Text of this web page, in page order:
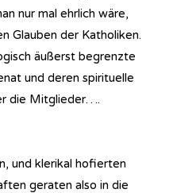
nur mal ehrlich wäre,
Glauben der Katholiken.
äußerst begrenzte
und deren spirituelle
die Mitglieder….
und klerikal hofierten
geraten also in die